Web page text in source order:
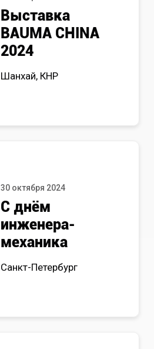
Выставка
BAUMA CHINA
2024
Шанхай, КНР
30 октября 2024
С днём
инженера-
механика
Санкт-Петербург